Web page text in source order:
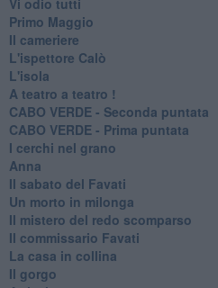
Primo Maggio
Il cameriere
L'ispettore Calò
L'isola
A teatro a teatro !
CABO VERDE - Seconda puntata
CABO VERDE - Prima puntata
I cerchi nel grano
Anna
Il sabato del Favati
Un morto in milonga
Il mistero del redo scomparso
Il commissario Favati
La casa in collina
Il gorgo